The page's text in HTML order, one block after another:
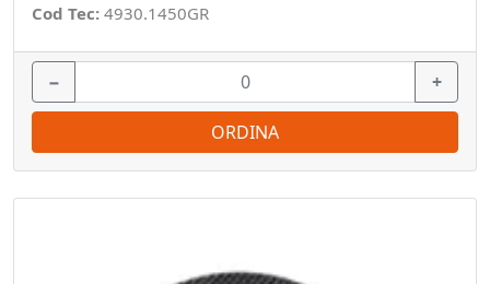
Cod Tec: 4930.1450GR
− +
ORDINA